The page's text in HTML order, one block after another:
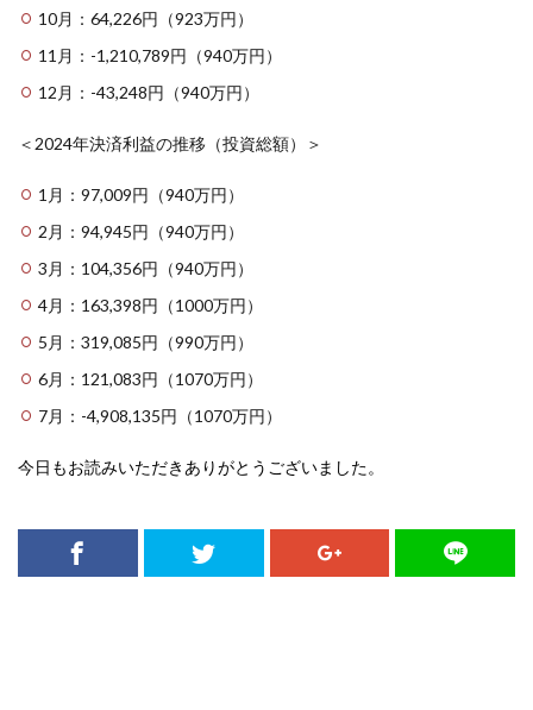
10月：64,226円（923万円）
11月：-1,210,789円（940万円）
12月：-43,248円（940万円）
＜2024年決済利益の推移（投資総額）＞
1月：97,009円（940万円）
2月：94,945円（940万円）
3月：104,356円（940万円）
4月：163,398円（1000万円）
5月：319,085円（990万円）
6月：121,083円（1070万円）
7月：-4,908,135円（1070万円）
今日もお読みいただきありがとうございました。